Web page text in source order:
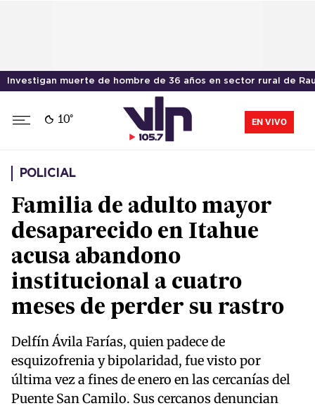
Investigan muerte de hombre de 36 años en sector rural de
10° EN VIVO
POLICIAL
Familia de adulto mayor
desaparecido en Itahue
acusa abandono
institucional a cuatro
meses de perder su rastro
Delfín Ávila Farías, quien padece de
esquizofrenia y bipolaridad, fue visto por
última vez a fines de enero en las cercanías del
Puente San Camilo. Sus cercanos denuncian